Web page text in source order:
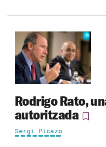
Rodrigo Rato,
autoritzada
Sergi Picazo